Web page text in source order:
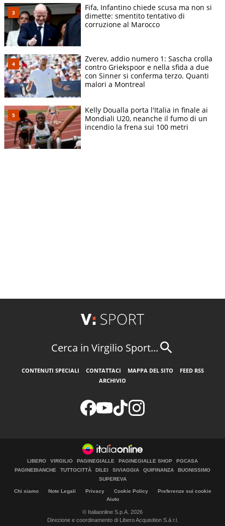
Fifa, Infantino chiede scusa ma non si
dimette: smentito tentativo di
corruzione al Marocco
Zverev, addio numero 1: Sascha crolla
contro Griekspoor e nella sfida a due
con Sinner si conferma terzo. Quanti
malori a Montreal
Kelly Doualla porta l'Italia in finale ai
Mondiali U20, neanche il fumo di un
incendio la frena sui 100 metri
Cerca in Virgilio Sport...
CONTENUTI SPECIALI CONTATTACI MAPPA DEL SITO
FEED RSS
ARCHIVIO
LIBERO VIRGILIO PAGINEGIALLE PAGINEGIALLE SHOP
PGCASA
PAGINEBIANCHE
TUTTOCITTÀ DILEI SIVIAGGIA QUIFINANZA
BUONISSIMO
SUPEREVA
Chi siamo Note Legali Privacy Cookie Policy
Preferenze sui cookie
Aiuto
© Italiaonline S.p.A. 2026
Direzione e coordinamento di Libero Acquisition S.á r.l.